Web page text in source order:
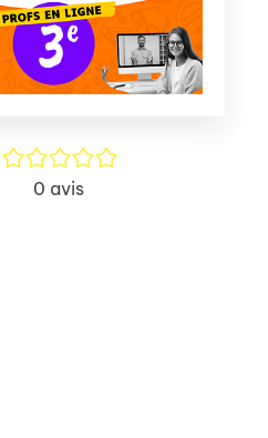
/5
0 avis